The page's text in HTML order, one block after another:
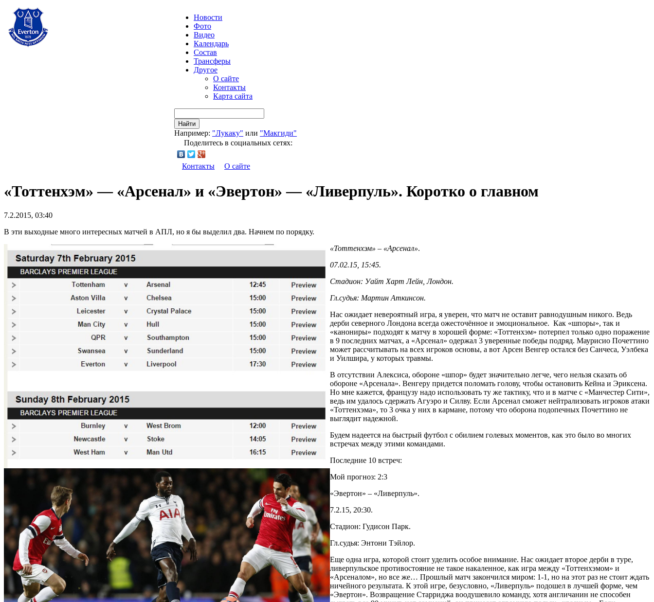
Новости
Фото
Видео
Календарь
Состав
Трансферы
Другое
О сайте
Контакты
Карта сайта
Найти
Например: "Лукаку" или "Макгиди"
Поделитесь в социальных сетях:
Контакты О сайте
«Тоттенхэм» — «Арсенал» и «Эвертон» — «Ливерпуль». Коротко о главном
7.2.2015, 03:40
В эти выходные много интересных матчей в АПЛ, но я бы выделил два. Начнем по порядку.
«Тоттенхэм» – «Арсенал».
07.02.15, 15:45.
Стадион: Уайт Харт Лейн, Лондон.
Гл.судья: Мартин Аткинсон.
Нас ожидает невероятный игра, я уверен, что матч не оставит равнодушным никого. Ведь
дерби северного Лондона всегда ожесточённое и эмоциональное. Как «шпоры», так и
«канониры» подходят к матчу в хорошей форме: «Тоттенхэм» потерпел только одно поражение
в 9 последних матчах, а «Арсенал» одержал 3 уверенные победы подряд. Маурисио Почеттино
может рассчитывать на всех игроков основы, а вот Арсен Венгер остался без Санчеса, Уэлбека
и Уилшира, у которых травмы.
В отсутствии Алексиса, обороне «шпор» будет значительно легче, чего нельзя сказать об
обороне «Арсенала». Венгеру придется поломать голову, чтобы остановить Кейна и Эриксена.
Но мне кажется, французу надо использовать ту же тактику, что и в матче с «Манчестер Сити»,
ведь им удалось сдержать Агуэро и Силву. Если Арсенал сможет нейтрализовать игроков атаки
«Тоттенхэма», то 3 очка у них в кармане, потому что оборона подопечных Почеттино не
выглядит надежной.
Будем надеется на быстрый футбол с обилием голевых моментов, как это было во многих
встречах между этими командами.
Последние 10 встреч:
Мой прогноз: 2:3
«Эвертон» – «Ливерпуль».
7.2.15, 20:30.
Стадион: Гудисон Парк.
Гл.судья: Энтони Тэйлор.
Еще одна игра, которой стоит уделить особое внимание. Нас ожидает второе дерби в туре,
ливерпульское противостояние не такое накаленное, как игра между «Тоттенхэмом» и
«Арсеналом», но все же… Прошлый матч закончился миром: 1-1, но на этот раз не стоит ждать
ничейного результата. К этой игре, безусловно, «Ливерпуль» подошел в лучшей форме, чем
«Эвертон». Возвращение Старриджа воодушевило команду, хотя англичанин не способен